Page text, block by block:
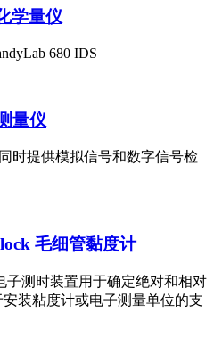
学量仪
680 IDS
量仪
时提供模拟信号和数字信号检
毛细管黏度计
子测时装置用于确定绝对和相对
装粘度计或电子测量单位的支